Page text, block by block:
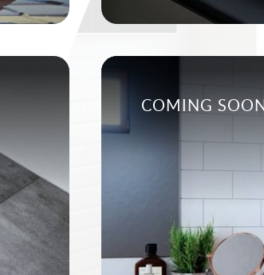
COMING